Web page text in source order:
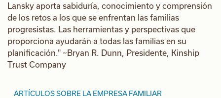
Lansky aporta sabiduría, conocimiento y comprensión
de los retos a los que se enfrentan las familias
progresistas. Las herramientas y perspectivas que
proporciona ayudarán a todas las familias en su
planificación." ~Bryan R. Dunn, Presidente, Kinship
Trust Company
ARTÍCULOS SOBRE LA EMPRESA FAMILIAR